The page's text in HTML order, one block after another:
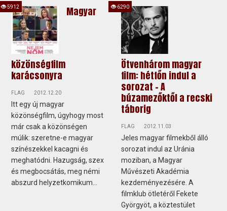
Magyar
közönségfilm
karácsonyra
FLAG 2012.12.20
Itt egy új magyar
közönségfilm, úgyhogy most
már csak a közönségen
múlik: szeretne-e magyar
színészekkel kacagni és
meghatódni. Hazugság, szex
és megbocsátás, meg némi
abszurd helyzetkomikum...
5912
Ötvenhárom magyar
film: hétfőn indul a
sorozat - A
búzamezőktől a recski
táborig
FLAG 2012.11.03
Jeles magyar filmekből álló
sorozat indul az Uránia
moziban, a Magyar
Művészeti Akadémia
kezdeményezésére. A
filmklub ötletéről Fekete
Györgyöt, a köztestület
6290